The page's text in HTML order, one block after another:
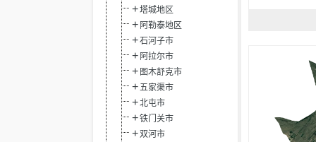
塔城地区
阿勒泰地区
石河子市
阿拉尔市
图木舒克市
五家渠市
北屯市
铁门关市
双河市